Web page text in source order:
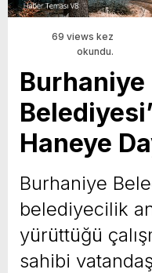
69 views kez
okundu.
Burhaniye
Haneye
Burhaniye
belediyecilik
yürüttüğü
sahibi